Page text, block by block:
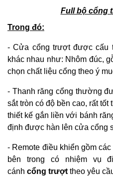
Full bộ cổng
Trong đó:
- Cửa cổng trượt được cấu
khác nhau như: Nhôm đúc,
chọn chất liệu cổng theo ý
- Thanh răng cổng thường
sắt tròn có độ bền cao, rất
thiết kế gắn liền với bánh
định được hàn lên cửa cổng
- Remote điều khiển gồm
bên trong có nhiệm vụ
cánh cổng trượt theo yêu